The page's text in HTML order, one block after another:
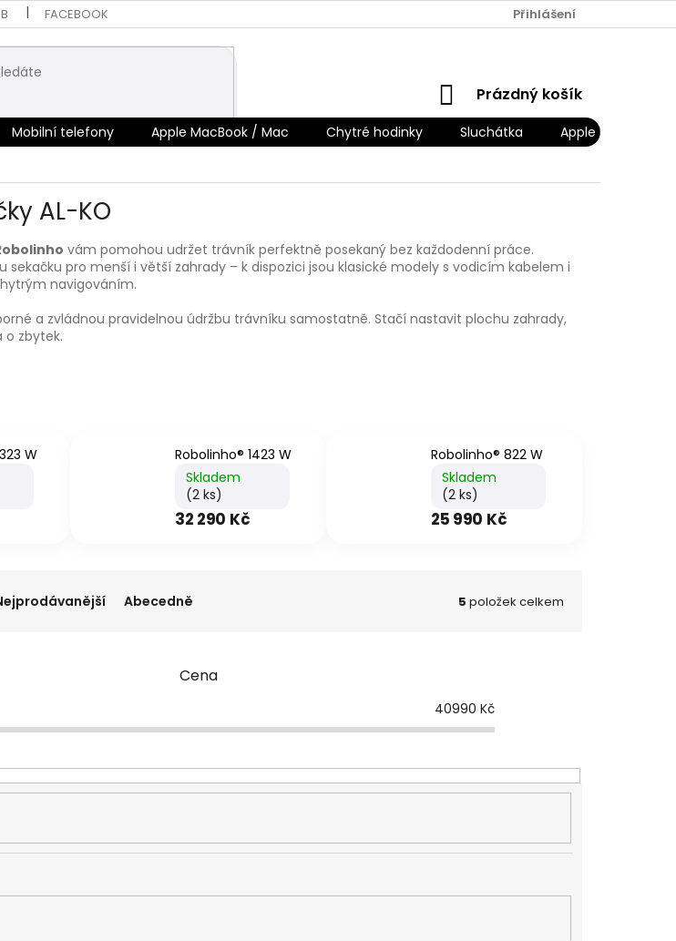
FACEBOOK Přihlášení
NÁKUPNÍ
KOŠÍK
Prázdný košík
Mobilní telefony Apple MacBook / Mac Chytré hodinky Sluchátka
Apple Náhradní
AL-KO
vám pomohou udržet trávník perfektně posekaný bez každodenní práce.
sekačku pro menší i větší zahrady – k dispozici jsou klasické modely s vodicím kabelem i
navigováním.
a zvládnou pravidelnou údržbu trávníku samostatně. Stačí nastavit plochu zahrady,
o zbytek.
W
Robolinho® 1423 W
Skladem
(2 ks)
32 290 Kč
Robolinho® 822 W
Skladem
(2 ks)
25 990 Kč
Abecedně 5 položek celkem
Cena
40990 Kč